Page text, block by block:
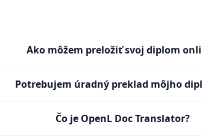
Ako môžem preložiť svoj diplom
Potrebujem úradný preklad môjho
Čo je OpenL Doc Translator?